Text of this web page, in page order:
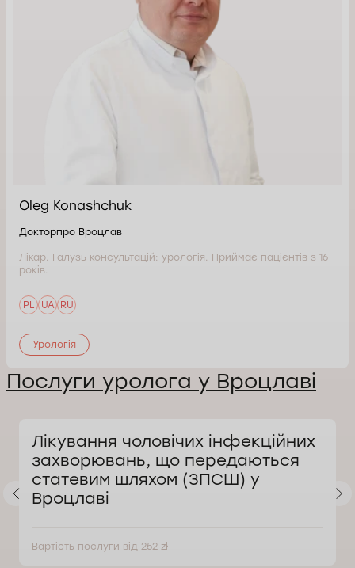
Oleg Konashchuk
Докторпро Вроцлав
Лікар. Галузь консультацій: урологія. Приймає пацієнтів з 16
років.
PL UA RU
Урологія
Послуги уролога у Вроцлаві
Лікування чоловічих інфекційних
захворювань, що передаються
статевим шляхом (ЗПСШ) у
Вроцлаві
Вартість послуги від 252 zł